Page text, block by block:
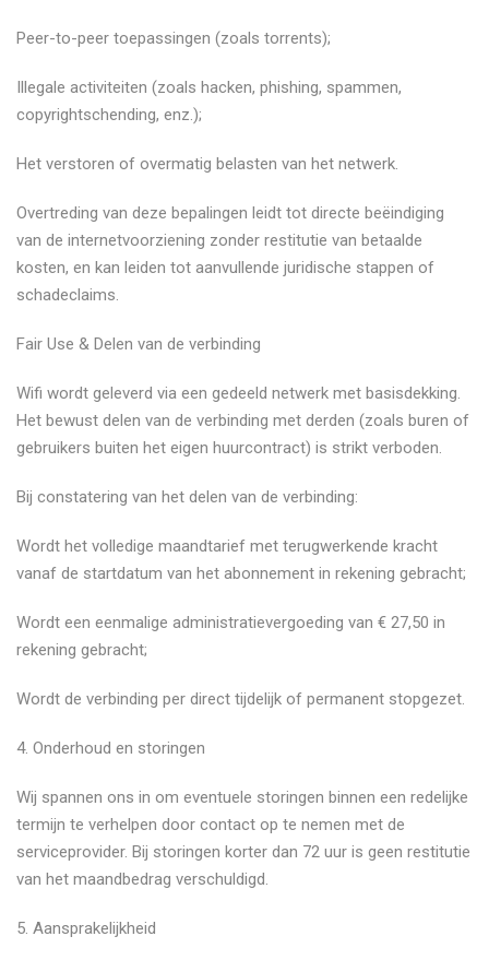
​Peer-to-peer toepassingen (zoals torrents);
​Illegale activiteiten (zoals hacken, phishing, spammen,
copyrightschending, enz.);
​Het verstoren of overmatig belasten van het netwerk.
​Overtreding van deze bepalingen leidt tot directe beëindiging
van de internetvoorziening zonder restitutie van betaalde
kosten, en kan leiden tot aanvullende juridische stappen of
schadeclaims.
​Fair Use & Delen van de verbinding
​Wifi wordt geleverd via een gedeeld netwerk met basisdekking.
Het bewust delen van de verbinding met derden (zoals buren of
gebruikers buiten het eigen huurcontract) is strikt verboden.
​Bij constatering van het delen van de verbinding:
​Wordt het volledige maandtarief met terugwerkende kracht
vanaf de startdatum van het abonnement in rekening gebracht;
​Wordt een eenmalige administratievergoeding van € 27,50 in
rekening gebracht;
​Wordt de verbinding per direct tijdelijk of permanent stopgezet.
​4. Onderhoud en storingen
​Wij spannen ons in om eventuele storingen binnen een redelijke
termijn te verhelpen door contact op te nemen met de
serviceprovider. Bij storingen korter dan 72 uur is geen restitutie
van het maandbedrag verschuldigd.
​5. Aansprakelijkheid